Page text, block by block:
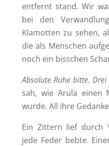
entfernt stand. Wir
bei den
Klamotten zu sehen,
die als Menschen
noch ein bisschen
Absolute Ruhe bitte.
sah, wie Arula einen
wurde. All ihre
Ein Zittern lief durch
jede Feder bebte.